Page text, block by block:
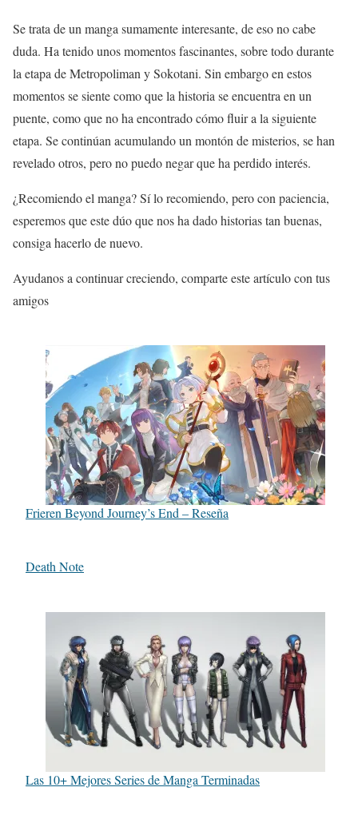
Se trata de un manga sumamente interesante, de eso no cabe
duda. Ha tenido unos momentos fascinantes, sobre todo durante
la etapa de Metropoliman y Sokotani. Sin embargo en estos
momentos se siente como que la historia se encuentra en un
puente, como que no ha encontrado cómo fluir a la siguiente
etapa. Se continúan acumulando un montón de misterios, se han
revelado otros, pero no puedo negar que ha perdido interés.
¿Recomiendo el manga? Sí lo recomiendo, pero con paciencia,
esperemos que este dúo que nos ha dado historias tan buenas,
consiga hacerlo de nuevo.
Ayudanos a continuar creciendo, comparte este artículo con tus
amigos
Frieren Beyond Journey’s End – Reseña
Death Note
Las 10+ Mejores Series de Manga Terminadas